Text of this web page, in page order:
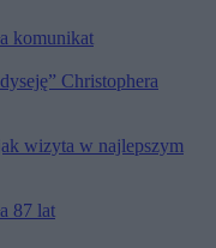
komunikat
Christophera
wizyta w najlepszym
87 lat